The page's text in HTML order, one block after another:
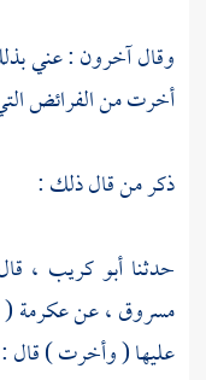
وقال آخرون : عني
أخرت من الفرائض
ذكر من قال ذلك :
حدثناأبو كريب ،
مسروق ،عنعكرمة(
عليها ( وأخرت ) قال :